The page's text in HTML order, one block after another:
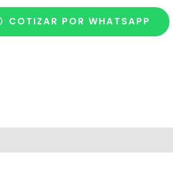
COTIZAR POR WHATSAPP